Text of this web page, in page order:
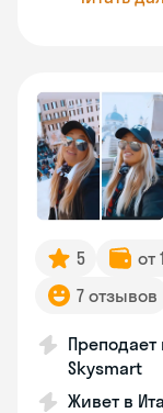
5 от
7 отзывов
Skysmart
Живет в